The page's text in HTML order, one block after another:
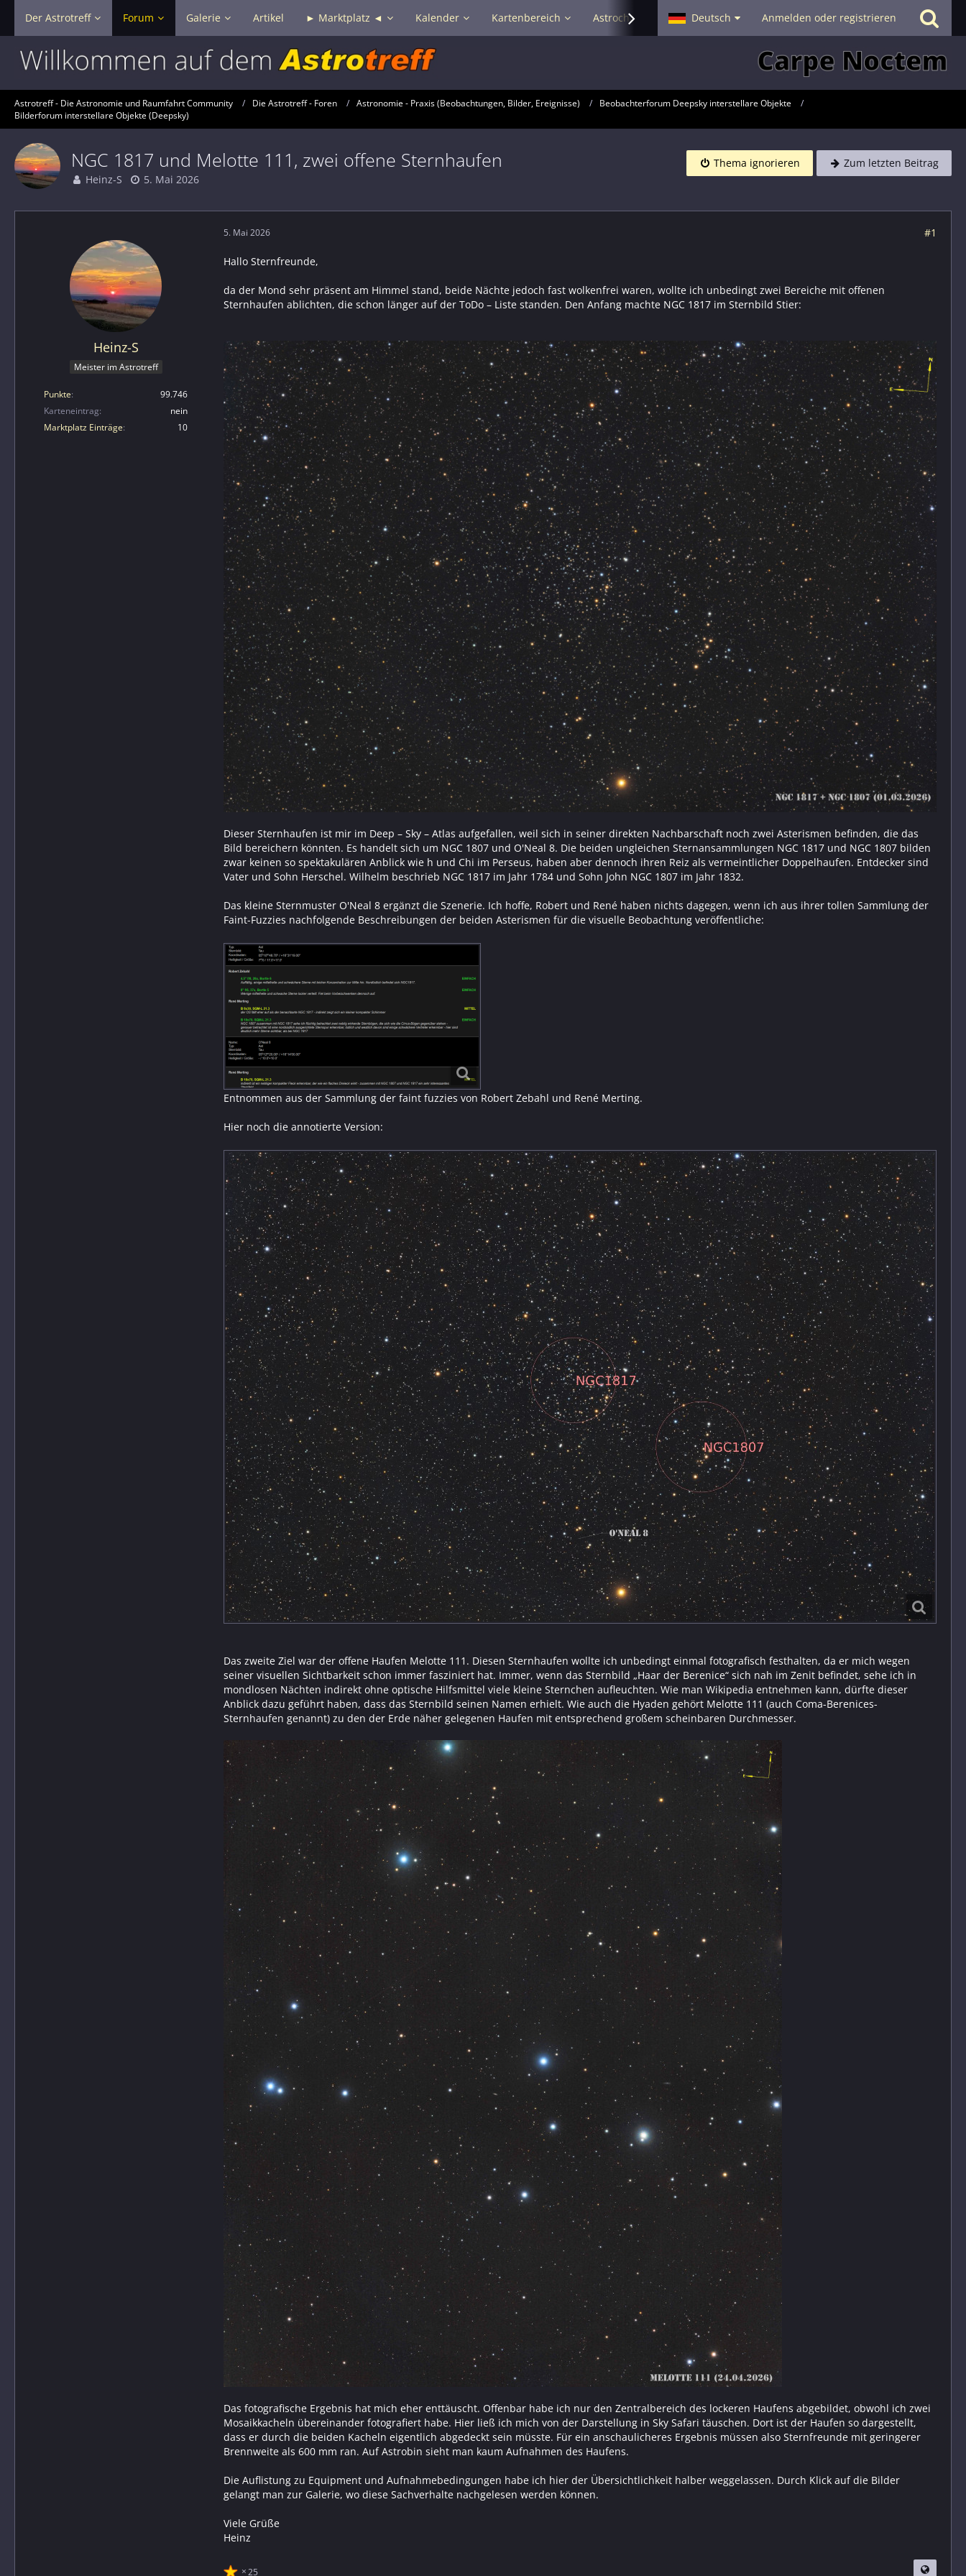
Der Astrotreff Forum Galerie Artikel ► Marktplatz ◄ Kalender Kartenbereich Astrochat - Smalltalk Hilfe
Deutsch Anmelden oder registrieren
Astrotreff - Die Astronomie und Raumfahrt Community Die Astrotreff - Foren Astronomie - Praxis (Beobachtungen, Bilder, Ereignisse)
Beobachterforum Deepsky interstellare Objekte
Bilderforum interstellare Objekte (Deepsky)
NGC 1817 und Melotte 111, zwei offene Sternhaufen
Heinz-S 5. Mai 2026
Thema ignorieren Zum letzten Beitrag
Heinz-S
Meister im Astrotreff
Punkte
99.746
Karteneintrag
nein
Marktplatz Einträge
10
5. Mai 2026 #1
Hallo Sternfreunde,
da der Mond sehr präsent am Himmel stand, beide Nächte jedoch fast wolkenfrei waren, wollte ich unbedingt zwei Bereiche mit offenen
Sternhaufen ablichten, die schon länger auf der ToDo – Liste standen. Den Anfang machte NGC 1817 im Sternbild Stier:
Dieser Sternhaufen ist mir im Deep – Sky – Atlas aufgefallen, weil sich in seiner direkten Nachbarschaft noch zwei Asterismen befinden, die das
Bild bereichern könnten. Es handelt sich um NGC 1807 und O'Neal 8. Die beiden ungleichen Sternansammlungen NGC 1817 und NGC 1807 bilden
zwar keinen so spektakulären Anblick wie h und Chi im Perseus, haben aber dennoch ihren Reiz als vermeintlicher Doppelhaufen. Entdecker sind
Vater und Sohn Herschel. Wilhelm beschrieb NGC 1817 im Jahr 1784 und Sohn John NGC 1807 im Jahr 1832.
Das kleine Sternmuster O'Neal 8 ergänzt die Szenerie. Ich hoffe, Robert und René haben nichts dagegen, wenn ich aus ihrer tollen Sammlung der
Faint-Fuzzies nachfolgende Beschreibungen der beiden Asterismen für die visuelle Beobachtung veröffentliche:
Entnommen aus der Sammlung der faint fuzzies von Robert Zebahl und René Merting.
Hier noch die annotierte Version:
Das zweite Ziel war der offene Haufen Melotte 111. Diesen Sternhaufen wollte ich unbedingt einmal fotografisch festhalten, da er mich wegen
seiner visuellen Sichtbarkeit schon immer fasziniert hat. Immer, wenn das Sternbild „Haar der Berenice“ sich nah im Zenit befindet, sehe ich in
mondlosen Nächten indirekt ohne optische Hilfsmittel viele kleine Sternchen aufleuchten. Wie man Wikipedia entnehmen kann, dürfte dieser
Anblick dazu geführt haben, dass das Sternbild seinen Namen erhielt. Wie auch die Hyaden gehört Melotte 111 (auch Coma-Berenices-
Sternhaufen genannt) zu den der Erde näher gelegenen Haufen mit entsprechend großem scheinbaren Durchmesser.
Das fotografische Ergebnis hat mich eher enttäuscht. Offenbar habe ich nur den Zentralbereich des lockeren Haufens abgebildet, obwohl ich zwei
Mosaikkacheln übereinander fotografiert habe. Hier ließ ich mich von der Darstellung in Sky Safari täuschen. Dort ist der Haufen so dargestellt,
dass er durch die beiden Kacheln eigentlich abgedeckt sein müsste. Für ein anschaulicheres Ergebnis müssen also Sternfreunde mit geringerer
Brennweite als 600 mm ran. Auf Astrobin sieht man kaum Aufnahmen des Haufens.
Die Auflistung zu Equipment und Aufnahmebedingungen habe ich hier der Übersichtlichkeit halber weggelassen. Durch Klick auf die Bilder
gelangt man zur Galerie, wo diese Sachverhalte nachgelesen werden können.
Viele Grüße
Heinz
25